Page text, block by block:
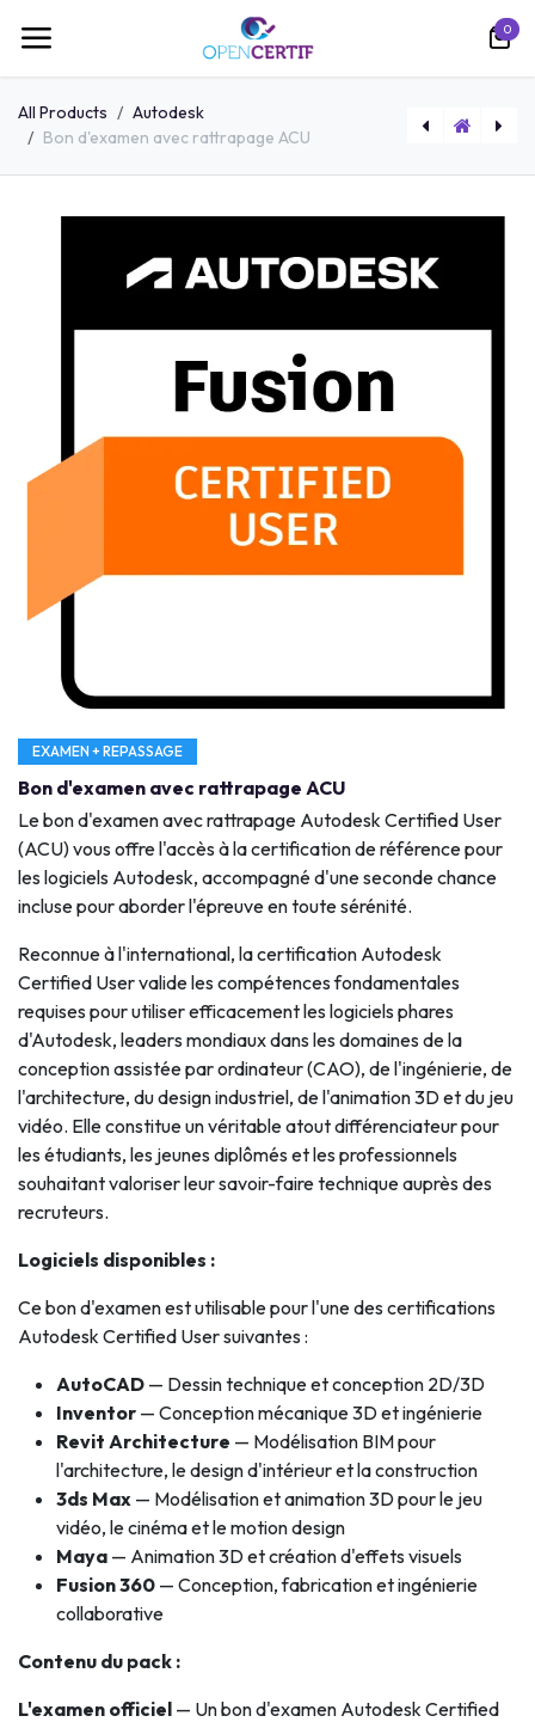
0
All Products
Autodesk
Bon d'examen avec rattrapage ACU
EXAMEN + REPASSAGE
Bon d'examen avec rattrapage ACU
Le bon d'examen avec rattrapage Autodesk Certified User
(ACU) vous offre l'accès à la certification de référence pour
les logiciels Autodesk, accompagné d'une seconde chance
incluse pour aborder l'épreuve en toute sérénité.
Reconnue à l'international, la certification Autodesk
Certified User valide les compétences fondamentales
requises pour utiliser efficacement les logiciels phares
d'Autodesk, leaders mondiaux dans les domaines de la
conception assistée par ordinateur (CAO), de l'ingénierie, de
l'architecture, du design industriel, de l'animation 3D et du jeu
vidéo. Elle constitue un véritable atout différenciateur pour
les étudiants, les jeunes diplômés et les professionnels
souhaitant valoriser leur savoir-faire technique auprès des
recruteurs.
Logiciels disponibles :
Ce bon d'examen est utilisable pour l'une des certifications
Autodesk Certified User suivantes :
AutoCAD — Dessin technique et conception 2D/3D
Inventor — Conception mécanique 3D et ingénierie
Revit Architecture — Modélisation BIM pour
l'architecture, le design d'intérieur et la construction
3ds Max — Modélisation et animation 3D pour le jeu
vidéo, le cinéma et le motion design
Maya — Animation 3D et création d'effets visuels
Fusion 360 — Conception, fabrication et ingénierie
collaborative
Contenu du pack :
L'examen officiel — Un bon d'examen Autodesk Certified